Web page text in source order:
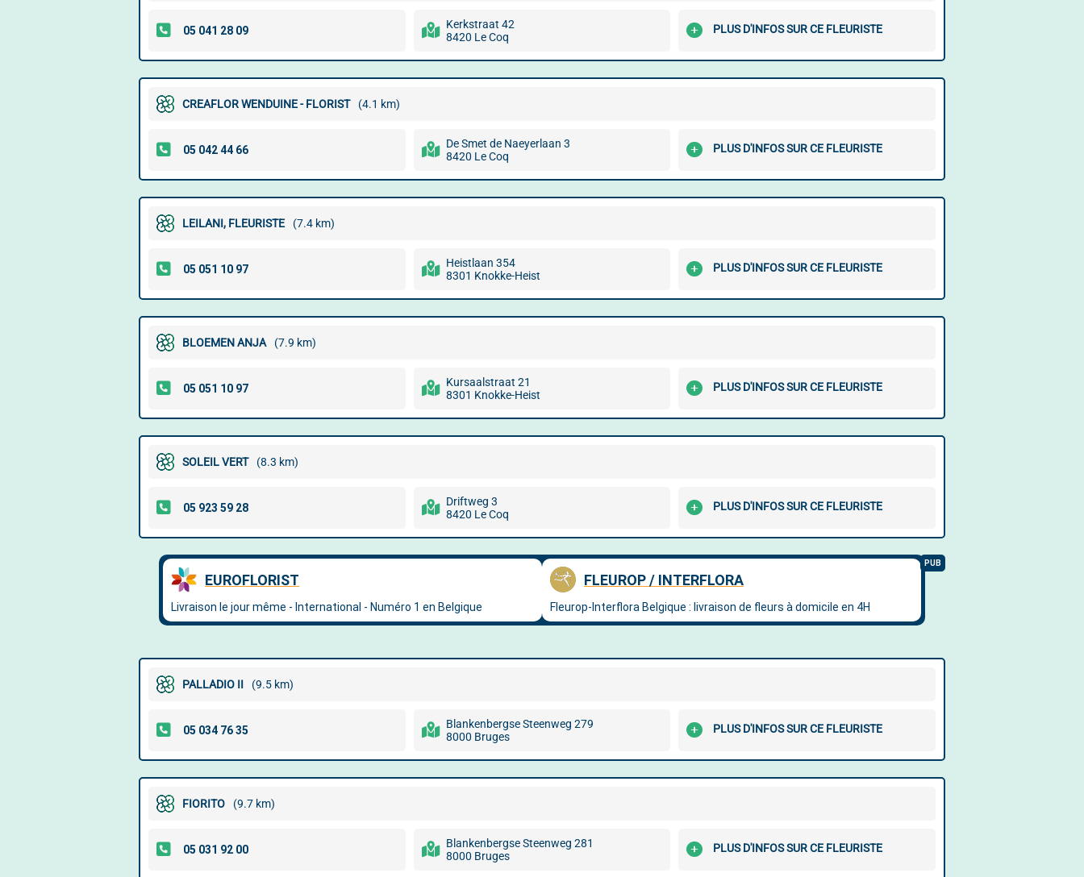
Kerkstraat 42
8420 Le Coq
PLUS D'INFOS SUR CE FLEURISTE
CREAFLOR WENDUINE - FLORIST (4.1 km)
De Smet de Naeyerlaan 3
8420 Le Coq
PLUS D'INFOS SUR CE FLEURISTE
LEILANI, FLEURISTE (7.4 km)
Heistlaan 354
8301 Knokke-Heist
PLUS D'INFOS SUR CE FLEURISTE
BLOEMEN ANJA (7.9 km)
Kursaalstraat 21
8301 Knokke-Heist
PLUS D'INFOS SUR CE FLEURISTE
SOLEIL VERT (8.3 km)
Driftweg 3
8420 Le Coq
PLUS D'INFOS SUR CE FLEURISTE
PALLADIO II (9.5 km)
Blankenbergse Steenweg 279
8000 Bruges
PLUS D'INFOS SUR CE FLEURISTE
FIORITO (9.7 km)
Blankenbergse Steenweg 281
8000 Bruges
PLUS D'INFOS SUR CE FLEURISTE